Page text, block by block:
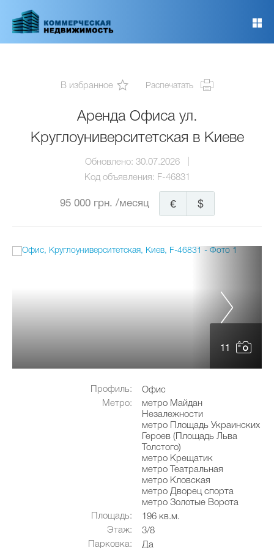
основному
В избранное Распечатать
Аренда Офиса ул.
Круглоуниверситетская в Киеве
Обновлено: 30.07.2026
Код объявления: F-46831
95 000 грн. /месяц $
€
11
Профиль:
Офис
Метро:
метро Майдан
Незалежности
метро Площадь Украинских
Героев (Площадь Льва
Толстого)
метро Крещатик
метро Театральная
метро Кловская
метро Дворец спорта
метро Золотые Ворота
Площадь:
196 кв.м.
Этаж:
3/8
Парковка:
Да